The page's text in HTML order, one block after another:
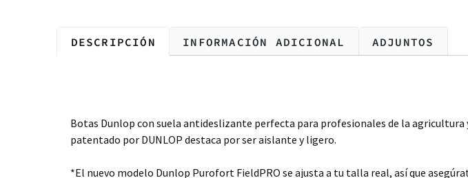
DESCRIPCIÓN INFORMACIÓN ADICIONAL ADJUNTOS
Botas Dunlop con suela antideslizante perfecta para profesionales de la agricultura
patentado por DUNLOP destaca por ser aislante y ligero.
*El nuevo modelo Dunlop Purofort FieldPRO se ajusta a tu talla real, así que